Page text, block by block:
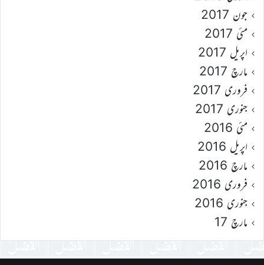
جون 2017
مئی 2017
اپریل 2017
مارچ 2017
فروری 2017
جنوری 2017
مئی 2016
اپریل 2016
مارچ 2016
فروری 2016
جنوری 2016
مارچ 17